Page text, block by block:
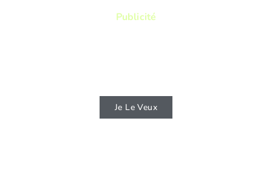
Publicité
Je Le Veux